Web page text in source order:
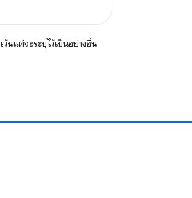
เว้นแต่จะระบุไว้เป็นอย่างอื่น